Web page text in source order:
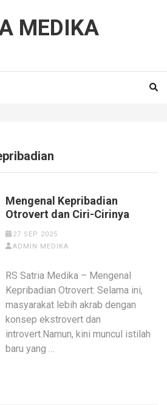
MEDIKA
Mengenal Kepribadian
Otrovert dan Ciri-Cirinya
27 SEP 2025
ADMIN MEDIKA
RS Satria Medika – Mengenal
Kepribadian Otrovert: Selama ini,
masyarakat lebih akrab dengan
konsep ekstrovert dan
introvert.Namun, kini muncul istilah
baru yang …